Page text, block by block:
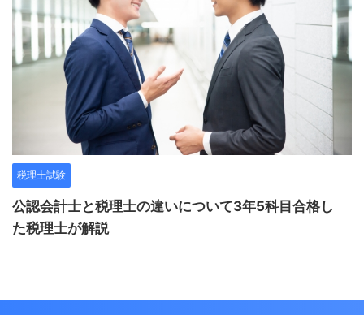
税理士試験
公認会計士と税理士の違いについて3年5科目合格し
た税理士が解説